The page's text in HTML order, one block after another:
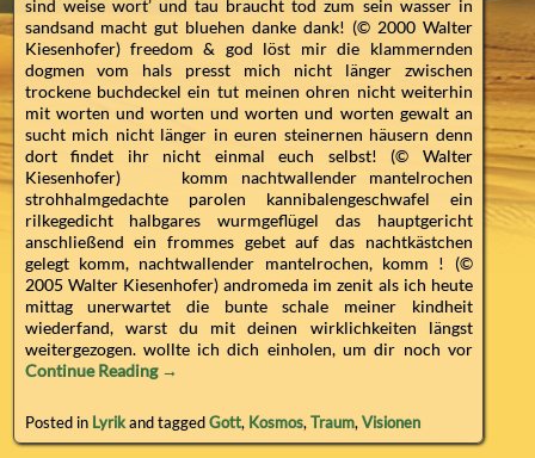
sind weise wort’ und tau braucht tod zum sein wasser in
sandsand macht gut bluehen danke dank! (© 2000 Walter
Kiesenhofer) freedom & god löst mir die klammernden
dogmen vom hals presst mich nicht länger zwischen
trockene buchdeckel ein tut meinen ohren nicht weiterhin
mit worten und worten und worten und worten gewalt an
sucht mich nicht länger in euren steinernen häusern denn
dort findet ihr nicht einmal euch selbst! (© Walter
Kiesenhofer) komm nachtwallender mantelrochen
strohhalmgedachte parolen kannibalengeschwafel ein
rilkegedicht halbgares wurmgeflügel das hauptgericht
anschließend ein frommes gebet auf das nachtkästchen
gelegt komm, nachtwallender mantelrochen, komm ! (©
2005 Walter Kiesenhofer) andromeda im zenit als ich heute
mittag unerwartet die bunte schale meiner kindheit
wiederfand, warst du mit deinen wirklichkeiten längst
weitergezogen. wollte ich dich einholen, um dir noch vor
Continue Reading →
Posted in Lyrikand taggedGott, Kosmos, Traum, Visionen